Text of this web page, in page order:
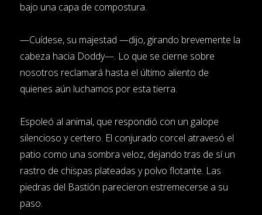
bajo una capa de compostura.
—Cuídese, su majestad —dijo, girando brevemente la
cabeza hacia Doddy—. Lo que se cierne sobre
nosotros reclamará hasta el último aliento de
quienes aún luchamos por esta tierra.
Espoleó al animal, que respondió con un galope
silencioso y certero. El conjurado corcel atravesó el
patio como una sombra veloz, dejando tras de sí un
rastro de chispas plateadas y polvo flotante. Las
piedras del Bastión parecieron estremecerse a su
paso.